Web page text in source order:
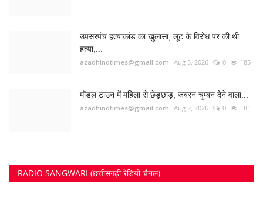
उपसरपंच हत्याकांड का खुलासा, लूट के विरोध पर की थी
हत्या,...
azadhindtimes@gmail.com Aug 5, 2026 0 185
मॉडल टाउन में महिला से छेड़छाड़, जबरन चुम्बन देने वाला...
azadhindtimes@gmail.com Aug 2, 2026 0 181
RADIO SANGWARI (छत्तीसगढ़ी रेडियो चैनल)